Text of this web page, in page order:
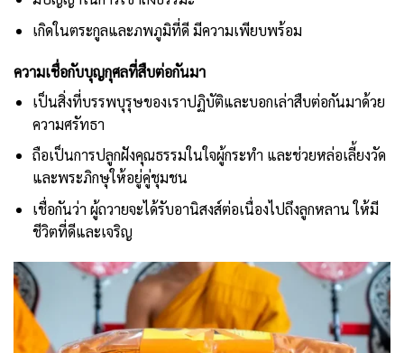
เกิดในตระกูลและภพภูมิที่ดี มีความเพียบพร้อม
ความเชื่อกับบุญกุศลที่สืบต่อกันมา
เป็นสิ่งที่บรรพบุรุษของเราปฏิบัติและบอกเล่าสืบต่อกันมาด้วย
ความศรัทธา
ถือเป็นการปลูกฝังคุณธรรมในใจผู้กระทำ และช่วยหล่อเลี้ยงวัด
และพระภิกษุให้อยู่คู่ชุมชน
เชื่อกันว่า ผู้ถวายจะได้รับอานิสงส์ต่อเนื่องไปถึงลูกหลาน ให้มี
ชีวิตที่ดีและเจริญ